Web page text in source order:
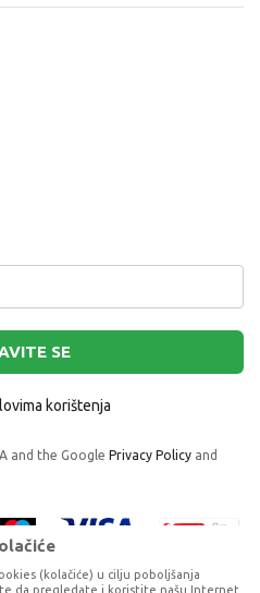
SE
korištenja
and the Google Privacy Policy and
(kolačiće) u cilju poboljšanja
da pregledate i koristite našu Internet